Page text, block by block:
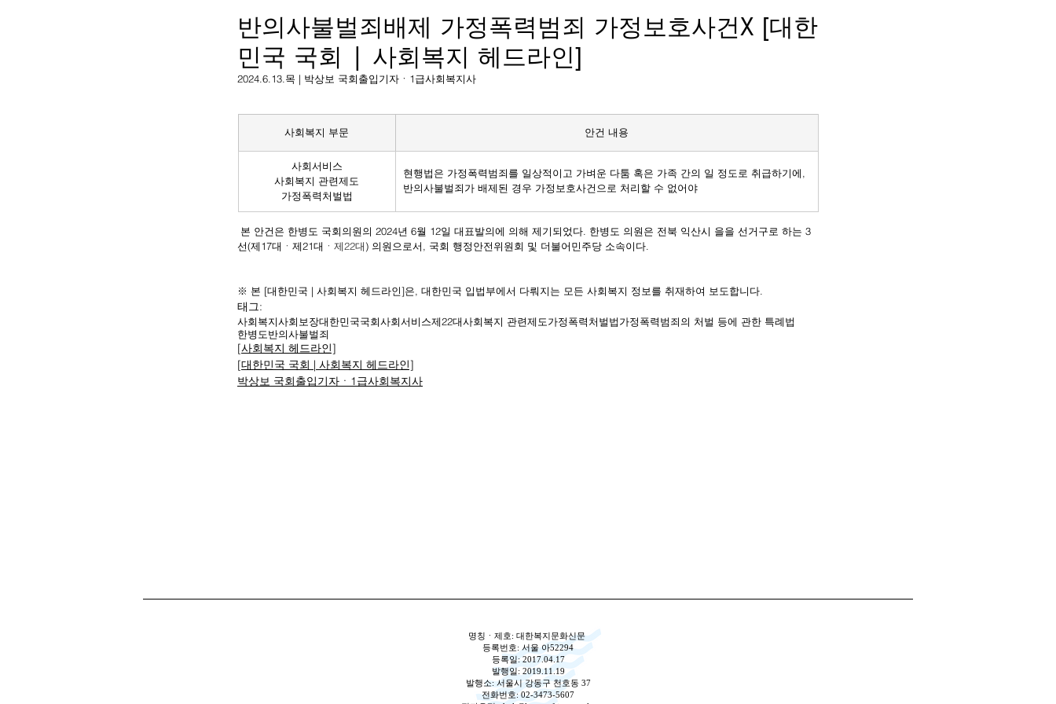
반의사불벌죄배제 가정폭력범죄 가정보호사건X [대한
민국 국회 | 사회복지 헤드라인]
2024.6.13.목 | 박상보 국회출입기자ㆍ1급사회복지사
사회복지 부문 안건 내용
사회서비스
사회복지 관련제도
가정폭력처벌법
현행법은 가정폭력범죄를 일상적이고 가벼운 다툼 혹은 가족 간의 일 정도로 취급하기에,
반의사불벌죄가 배제된 경우 가정보호사건으로 처리할 수 없어야
본 안건은 한병도 국회의원의 2024년 6월 12일 대표발의에 의해 제기되었다. 한병도 의원은 전북 익산시 을을 선거구로 하는 3
선(제17대 ㆍ 제21대 ㆍ제22대) 의원으로서, 국회 행정안전위원회 및 더불어민주당 소속이다.
※ 본 [대한민국 | 사회복지 헤드라인]은, 대한민국 입법부에서 다뤄지는 모든 사회복지 정보를 취재하여 보도합니다.
태그:
사회복지사회보장대한민국국회사회서비스제22대사회복지 관련제도가정폭력처벌법가정폭력범죄의 처벌 등에 관한 특례법
한병도반의사불벌죄
[사회복지 헤드라인]
[대한민국 국회 | 사회복지 헤드라인]
박상보 국회출입기자ㆍ1급사회복지사
명칭ㆍ제호: 대한복지문화신문
등록번호: 서울 아52294
등록일: 2017.04.17
발행일: 2019.11.19
발행소: 서울시 강동구 천호동 37
전화번호: 02-3473-5607